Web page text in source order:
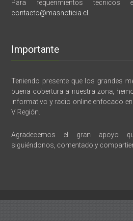
Para requerimientos
contacto@masnoticia.cl
Importante
Teniendo presente que los grandes
buena cobertura a nuestra zona,
informativo y radio online enfocado
V Región.
Agradecemos el gran apoyo
siguiéndonos, comentado y